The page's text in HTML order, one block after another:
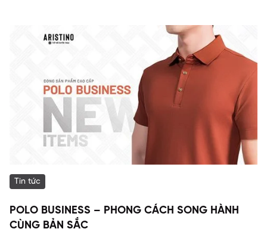
Tin tức
POLO BUSINESS – PHONG CÁCH SONG HÀNH
CÙNG BẢN SẮC